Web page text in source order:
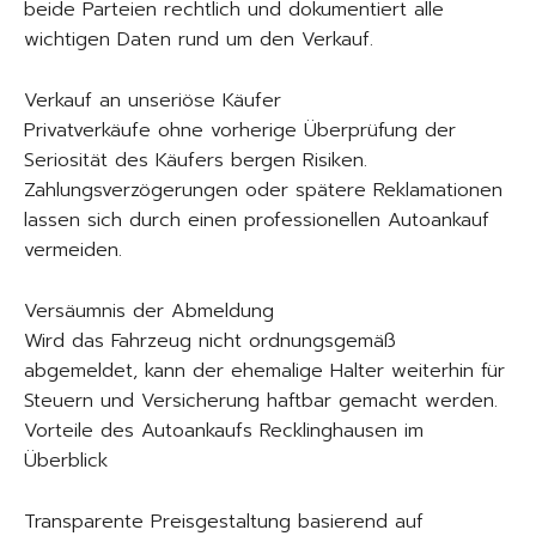
beide Parteien rechtlich und dokumentiert alle
wichtigen Daten rund um den Verkauf.
Verkauf an unseriöse Käufer
Privatverkäufe ohne vorherige Überprüfung der
Seriosität des Käufers bergen Risiken.
Zahlungsverzögerungen oder spätere Reklamationen
lassen sich durch einen professionellen Autoankauf
vermeiden.
Versäumnis der Abmeldung
Wird das Fahrzeug nicht ordnungsgemäß
abgemeldet, kann der ehemalige Halter weiterhin für
Steuern und Versicherung haftbar gemacht werden.
Vorteile des Autoankaufs Recklinghausen im
Überblick
Transparente Preisgestaltung basierend auf